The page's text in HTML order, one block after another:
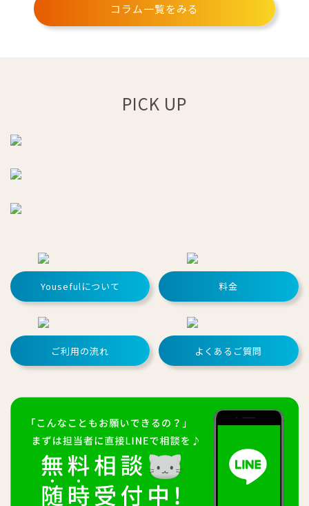
コラム一覧をみる
PICK UP
Yousefulについて 料金
ご利用の流れ よくあるご質問